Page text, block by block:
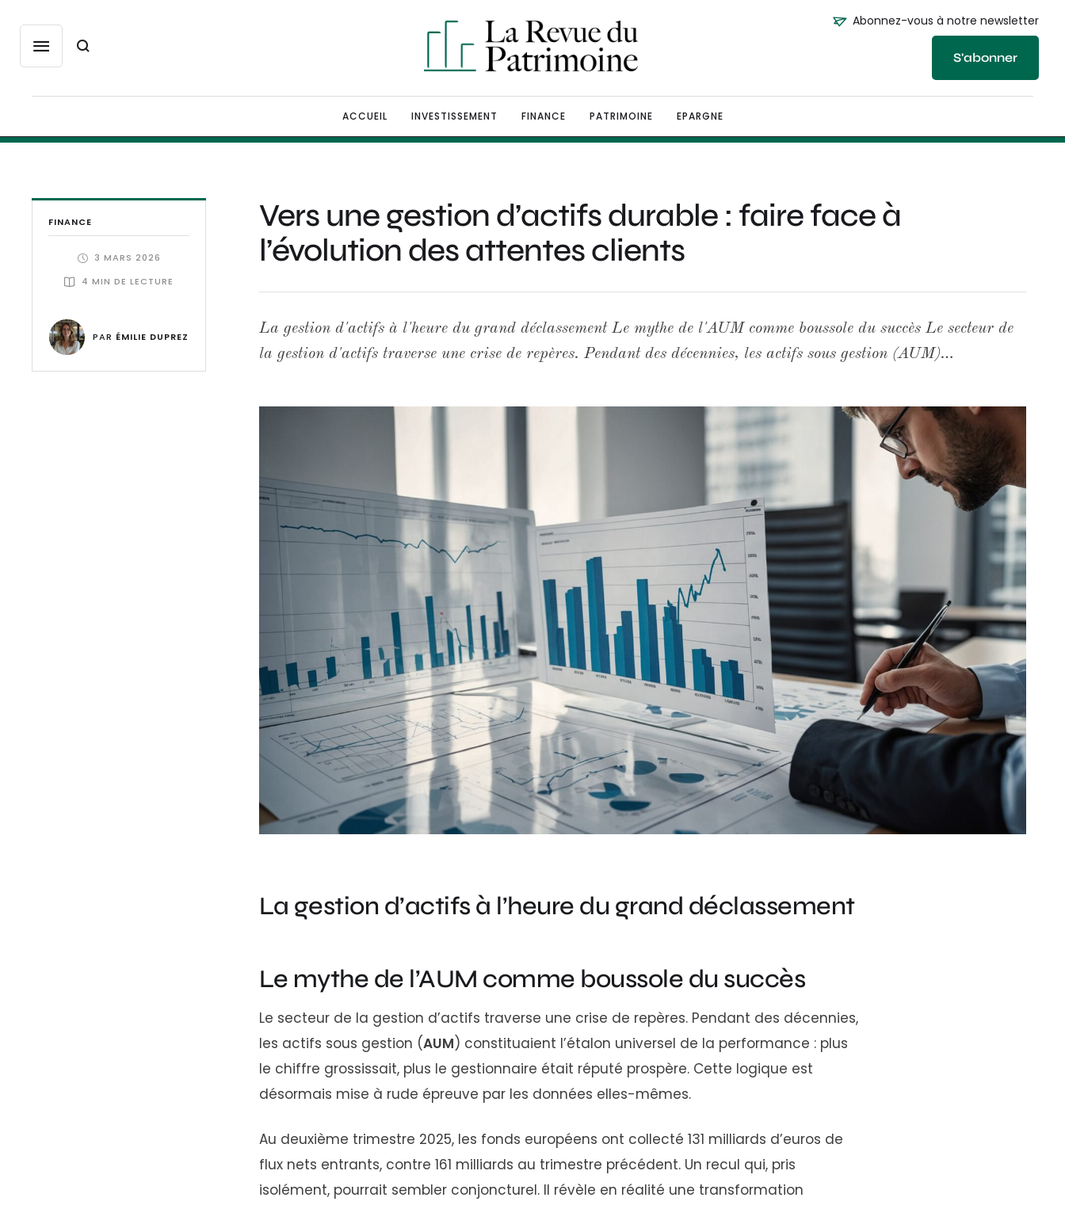
Abonnez-vous à notre newsletter
S'abonner
ACCUEIL INVESTISSEMENT FINANCE PATRIMOINE EPARGNE
FINANCE
3 MARS 2026
4 MIN DE LECTURE
PAR ÉMILIE DUPREZ
Vers une gestion d’actifs durable : faire face à
l’évolution des attentes clients
La gestion d'actifs à l'heure du grand déclassement Le mythe de l'AUM comme boussole du succès Le secteur de
la gestion d'actifs traverse une crise de repères. Pendant des décennies, les actifs sous gestion (AUM)
prospère. Cette logique est désormais mise à rude épreuve par les données elles-mêmes. Au deuxième trimestre
2025, les fonds européens ont collecté 131 milliards d'euros de flux nets entrants, contre 161 milliards au
trimestre précédent. Un recul qui, pris isolément, pourrait sembler conjoncturel. Il révèle en réalité une
transformation structurelle : les investisseurs arbitrent massivement en faveur des véhicules les moins coûteux,
laissant les fonds onéreux face à des sorties de capitaux persistantes. En 2023, les frais annuels moyens des
fonds d'actions s'établissaient à 1,35 % — un niveau que les épargnants, mieux informés et mieux outillés,
scrutent désormais avec une attention inédite. La conclusion s'impose : la croissance de l'AUM peut devenir
destructrice de valeur dès lors que les encours supplémentaires ne génèrent plus d'économies d'échelle suffisantes
pour compenser la pression tarifaire. Autrement dit, grandir pour grandir n'est plus une stratégie — c'est un
risque. Des flux qui racontent une recomposition profonde Les statistiques de 2023 dressent un tableau
contrasté, mais cohérent dans sa logique. Les fonds d'actions mondiaux ont subi des sorties nettes de 227
milliards d'euros aux États-Unis au troisième trimestre, quand l'Europe enregistrait simultanément 64
milliards d'euros d'entrées nettes — un écart qui reflète autant …
La gestion d’actifs à l’heure du grand déclassement
Le mythe de l’AUM comme boussole du succès
Le secteur de la gestion d’actifs traverse une crise de repères. Pendant des décennies,
les actifs sous gestion (AUM) constituaient l’étalon universel de la performance : plus
le chiffre grossissait, plus le gestionnaire était réputé prospère. Cette logique est
désormais mise à rude épreuve par les données elles-mêmes.
Au deuxième trimestre 2025, les fonds européens ont collecté 131 milliards d’euros de
flux nets entrants, contre 161 milliards au trimestre précédent. Un recul qui, pris
isolément, pourrait sembler conjoncturel. Il révèle en réalité une transformation